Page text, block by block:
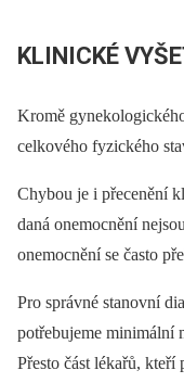
KLINICKÉ
Kromě
celkového fyzického
Chybou je i přecenění
daná onemocnění
onemocnění se často
Pro správné stanovní
potřebujeme minimální
Přesto část lékařů, kteří